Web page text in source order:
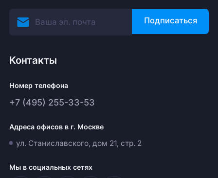
Подписаться
Контакты
Номер телефона
+7 (495) 255-33-53
Адреса офисов в г. Москве
ул. Станиславского, дом 21, стр. 2
Мы в социальных сетях